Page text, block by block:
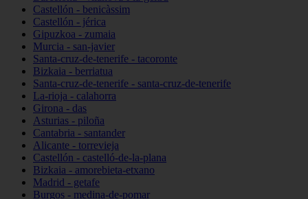
Castellón - benicàssim
Castellón - jérica
Gipuzkoa - zumaia
Murcia - san-javier
Santa-cruz-de-tenerife - tacoronte
Bizkaia - berriatua
Santa-cruz-de-tenerife - santa-cruz-de-tenerife
La-rioja - calahorra
Girona - das
Asturias - piloña
Cantabria - santander
Alicante - torrevieja
Castellón - castelló-de-la-plana
Bizkaia - amorebieta-etxano
Madrid - getafe
Burgos - medina-de-pomar